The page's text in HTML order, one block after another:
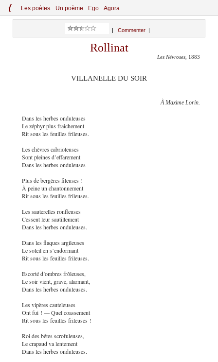
{ Les poètes Un poème Ego Agora
Commenter
Rollinat
Les Névroses , 1883
VILLANELLE DU SOIR
À Maxime Lorin.
Dans les herbes onduleuses
Le zéphyr plus fraîchement
Rit sous les feuilles frileuses.
Les chèvres cabrioleuses
Sont pleines d’effarement
Dans les herbes onduleuses
Plus de bergères fileuses !
À peine un chantonnement
Rit sous les feuilles frileuses.
Les sauterelles ronfleuses
Cessent leur sautillement
Dans les herbes onduleuses.
Dans les flaques argileuses
Le soleil en s’endormant
Rit sous les feuilles frileuses.
Escorté d’ombres frôleuses,
Le soir vient, grave, alarmant,
Dans les herbes onduleuses.
Les vipères cauteleuses
Ont fui ! — Quel coassement
Rit sous les feuilles frileuses !
Roi des bêtes scrofuleuses,
Le crapaud va lentement
Dans les herbes onduleuses.